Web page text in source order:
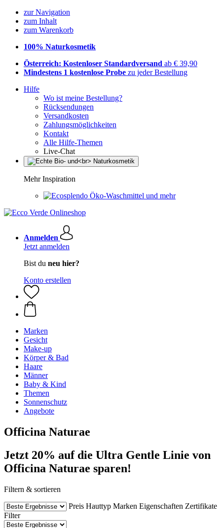
zur Navigation
zum Inhalt
zum Warenkorb
100% Naturkosmetik
Österreich: Kostenloser Standardversand ab € 39,90
Mindestens 1 kostenlose Probe zu jeder Bestellung
Hilfe
Wo ist meine Bestellung?
Rücksendungen
Versandkosten
Zahlungsmöglichkeiten
Kontakt
Alle Hilfe-Themen
Live-Chat
Mehr Inspiration
Öko-Waschmittel und mehr
Anmelden
Jetzt anmelden
Bist du neu hier?
Konto erstellen
Marken
Gesicht
Make-up
Körper & Bad
Haare
Männer
Baby & Kind
Themen
Sonnenschutz
Angebote
Officina Naturae
Jetzt 20% auf die Ultra Gentle Linie von
Officina Naturae sparen!
Filtern & sortieren
Preis Hauttyp Marken Eigenschaften Zertifikate
Filter